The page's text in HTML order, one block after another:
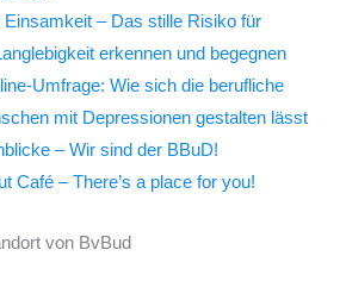
– Das stille Risiko für
erkennen und begegnen
Umfrage: Wie sich die berufliche
mit Depressionen gestalten lässt
– Wir sind der BBuD!
Café – There’s a place for you!